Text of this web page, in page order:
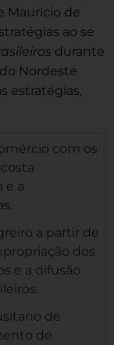
Maurício de
ao se
durante
Nordeste
estratégias,
com os
e a
a partir de
dos
e a difusão
de
de